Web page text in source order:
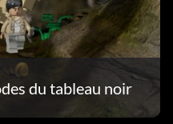
du tableau noir